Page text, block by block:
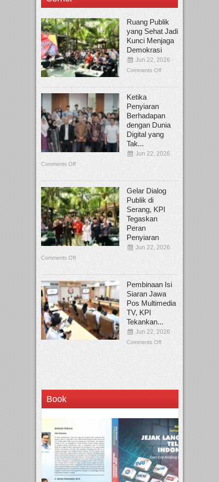
Ruang Publik
yang Sehat Jadi
Kunci Menjaga
Demokrasi
Jun 22, 2026
Comments Off
Ketika
Penyiaran
Berhadapan
dengan Dunia
Digital yang
Tak...
Jun 22, 2026
Comments Off
Gelar Dialog
Publik di
Serang, KPI
Tegaskan
Peran
Penyiaran
Jun 22, 2026
Comments Off
Pembinaan Isi
Siaran Jawa
Pos Multimedia
TV, KPI
Tekankan...
Jun 22, 2026
Comments Off
Book